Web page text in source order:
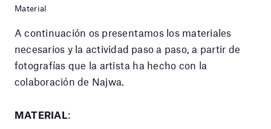
Material
A continuación os presentamos los materiales
necesarios y la actividad paso a paso, a partir de
fotografías que la artista ha hecho con la
colaboración de Najwa.
MATERIAL: